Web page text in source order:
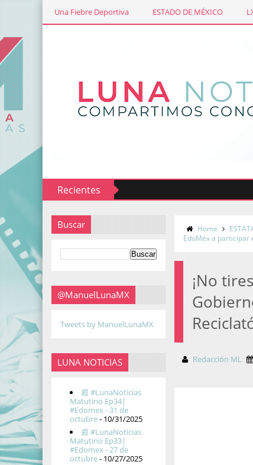
Una Fiebre Deportiva ESTADO DE MÉXICO
Recientes
Buscar
@ManuelLunaMX
Tweets by ManuelLunaMX
LUNA NOTICIAS
📰 #LunaNoticias
Matutino Ep34|
#Edomex - 31 de
octubre- 10/31/2025
📰 #LunaNoticias
Matutino Ep33|
#Edomex - 27 de
octubre- 10/27/2025
Home
EdoMéx a participar
¡No
Redacción ML